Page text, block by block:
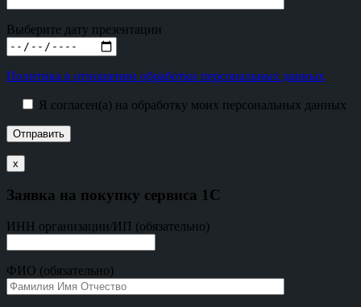
Выберите дату презентации
Политика в отношении обработки персональных данных
Я согласен(а) на обработку моих персональных данных
х
Заявка на покупку сервиса 1С
ИНН организации/ИП (обязательно)
ФИО (обязательно)